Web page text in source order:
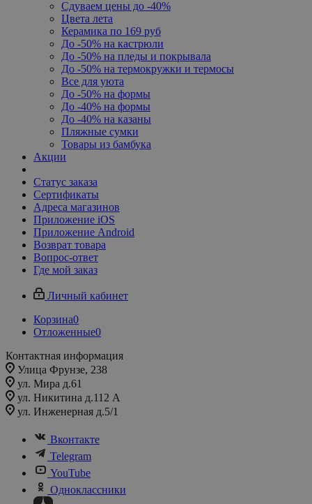
Сдуваем цены до -40%
Цвета лета
Керамика по 169 руб
До -50% на кастрюли
До -50% на пледы и покрывала
До -50% на термокружки и термосы
Все для уюта
До -50% на формы
До -40% на формы
До -40% на казаны
Пляжные сумки
Товары из бамбука
Акции
Статус заказа
Сертификаты
Адреса магазинов
Приложение iOS
Приложение Android
Возврат товара
Вопрос-ответ
Где мой заказ
Личный кабинет
Корзина0
Отложенные0
Контактная информация
Улица Фрунзе, 238​
ул. Мира д.61
ул. Никитина д.112 А
ул. Инженерная д.5/1
Вконтакте
Telegram
YouTube
Одноклассники